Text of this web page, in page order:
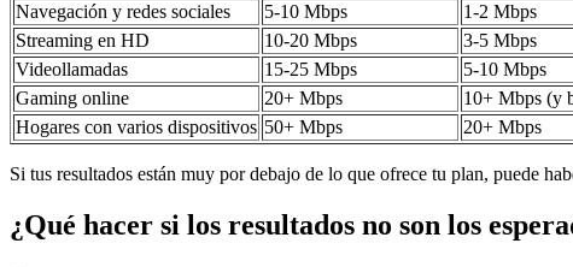
Navegación y redes sociales
5-10 Mbps
1-2 Mbps
Streaming en HD
10-20 Mbps
3-5 Mbps
Videollamadas
15-25 Mbps
5-10 Mbps
Gaming online
20+ Mbps
10+ Mbps (y
Hogares con varios dispositivos 50+ Mbps 20+ Mbps
Si tus resultados están muy por debajo de lo que ofrece tu plan, puede
¿Qué hacer si los resultados no son los